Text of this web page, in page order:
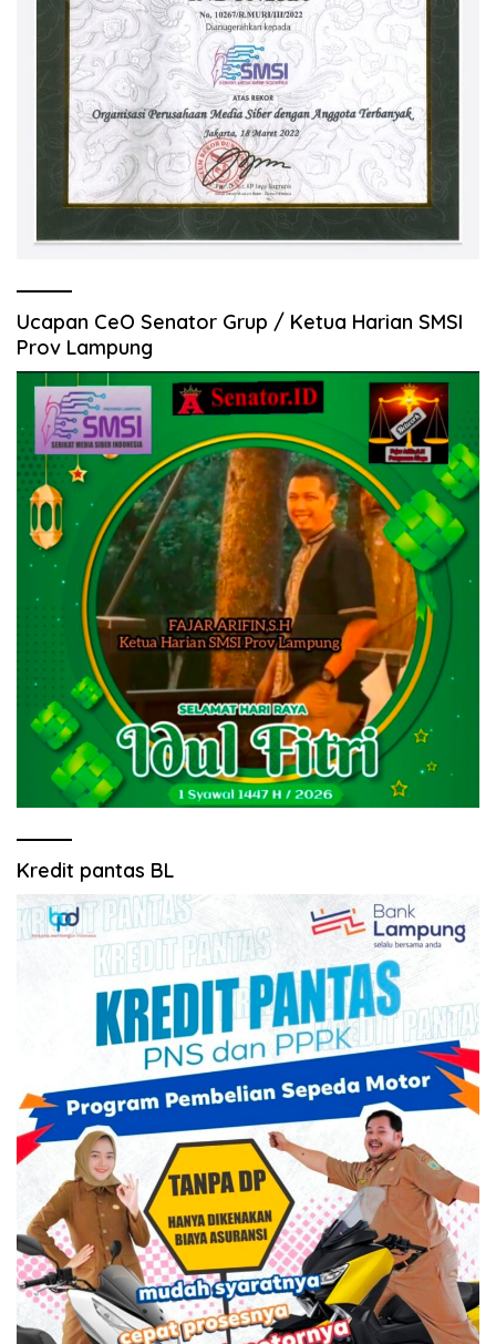
Ucapan CeO Senator Grup / Ketua Harian SMSI
Prov Lampung
Kredit pantas BL